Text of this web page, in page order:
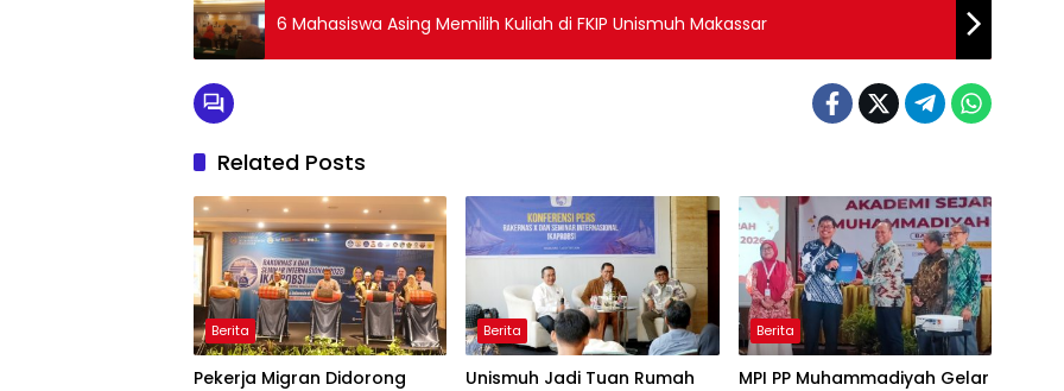
6 Mahasiswa Asing Memilih Kuliah di FKIP Unismuh Makassar
Related Posts
Berita
Pekerja Migran Didorong
Berita
Unismuh Jadi Tuan Rumah
Berita
MPI PP Muhammadiyah Gelar